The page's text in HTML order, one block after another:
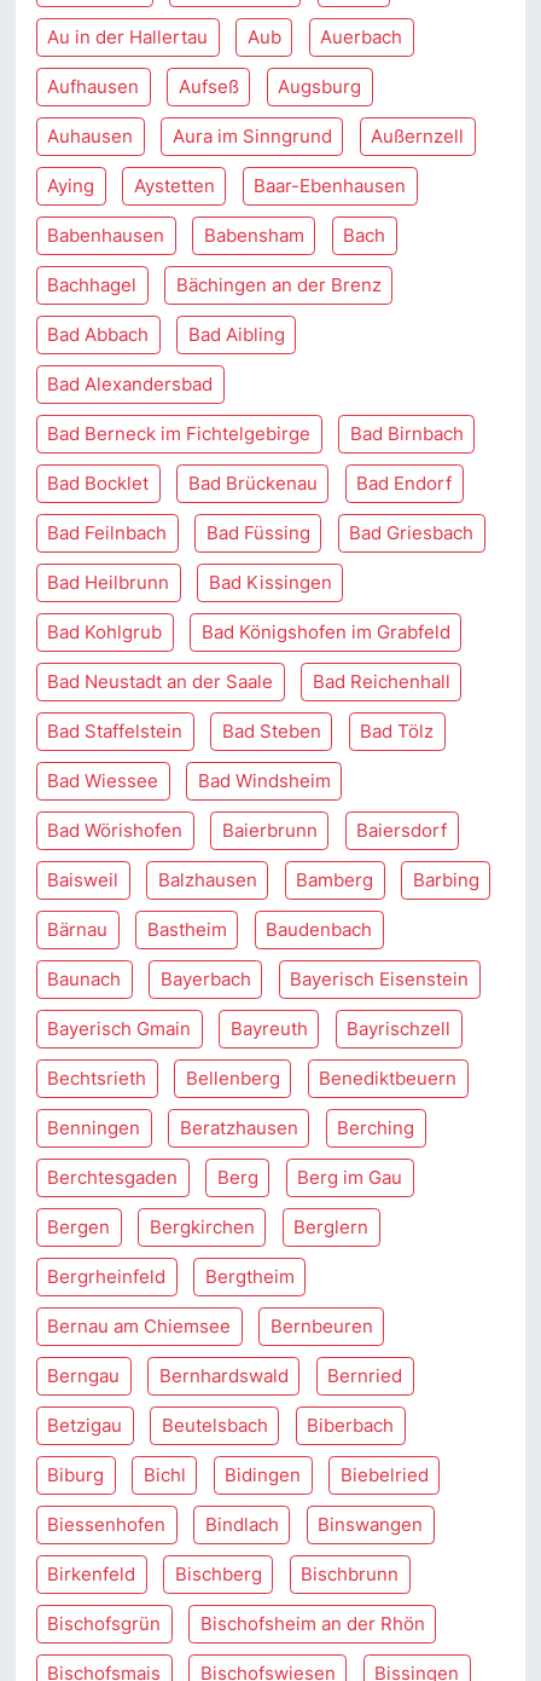
Au in der Hallertau Aub Auerbach
Aufhausen Aufseß Augsburg
Auhausen Aura im Sinngrund Außernzell
Aying Aystetten Baar-Ebenhausen
Babenhausen Babensham Bach
Bachhagel Bächingen an der Brenz
Bad Abbach Bad Aibling
Bad Alexandersbad
Bad Berneck im Fichtelgebirge Bad Birnbach
Bad Bocklet Bad Brückenau Bad Endorf
Bad Feilnbach Bad Füssing Bad Griesbach
Bad Heilbrunn Bad Kissingen
Bad Kohlgrub Bad Königshofen im Grabfeld
Bad Neustadt an der Saale Bad Reichenhall
Bad Staffelstein Bad Steben Bad Tölz
Bad Wiessee Bad Windsheim
Bad Wörishofen Baierbrunn Baiersdorf
Baisweil Balzhausen Bamberg Barbing
Bärnau Bastheim Baudenbach
Baunach Bayerbach Bayerisch Eisenstein
Bayerisch Gmain Bayreuth Bayrischzell
Bechtsrieth Bellenberg Benediktbeuern
Benningen Beratzhausen Berching
Berchtesgaden Berg Berg im Gau
Bergen Bergkirchen Berglern
Bergrheinfeld Bergtheim
Bernau am Chiemsee Bernbeuren
Berngau Bernhardswald Bernried
Betzigau Beutelsbach Biberbach
Biburg Bichl Bidingen Biebelried
Biessenhofen Bindlach Binswangen
Birkenfeld Bischberg Bischbrunn
Bischofsgrün Bischofsheim an der Rhön
Bischofsmais Bischofswiesen Bissingen